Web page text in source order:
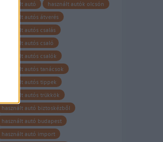
használt autó
használt autók olcsón
használt autós átverés
használt autós csalás
használt autós csaló
használt autós csalók
használt autós tanácsok
használt autós tippek
használt autós trükkök
használt autó biztoskézből
használt autó budapest
használt autó import